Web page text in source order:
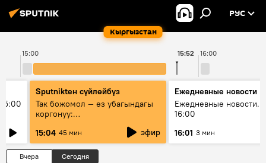
Кыргызстан
РУС
15:00 16:00
15:52
Sputnikteн сүйлөйбүз
Так божомол — өз убагындагы
коргонуу:
гидрометеорологиялык кызмат
кантип өркүндөтүлүүдө
15:04 45 мин эфир
Ежедневные новости
Ежедневные новости.
16:00
16:01 3 мин
Вчера Сегодня